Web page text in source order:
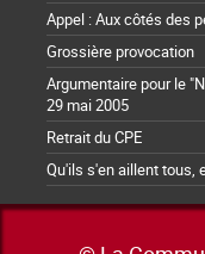
Appel : Aux côtés des
Grossière provocation
Argumentaire pour le
29 mai 2005
Retrait du CPE
Qu'ils s'en aillent tous,